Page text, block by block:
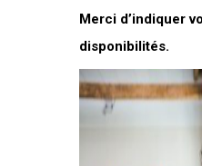
Merci d’indiquer
disponibilités.